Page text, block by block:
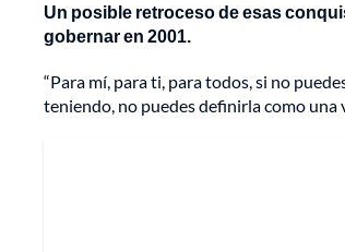
Un posible retroceso de esas
gobernar en 2001.
“Para mí, para ti, para todos, si no
teniendo, no puedes definirla como una